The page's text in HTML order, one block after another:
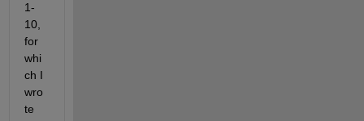
1-
10,
for
whi
ch I
wro
te